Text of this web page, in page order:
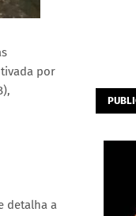
por
detalha a